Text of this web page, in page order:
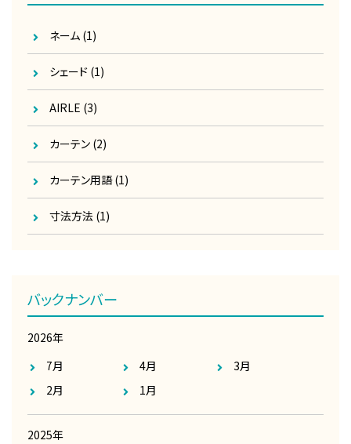
寸法方法 (1)
カーテン用語(1)
カーテン (2)
AIRLE (3)
シェード (1)
ネーム (1)
バックナンバー
2026年
7月
4月
3月
2月
1月
2025年